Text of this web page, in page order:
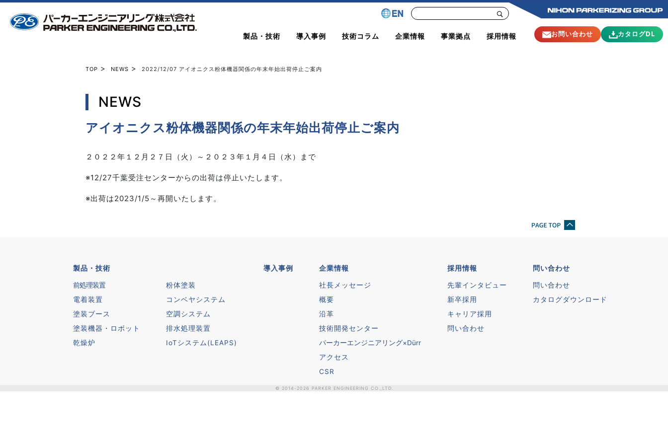
製品・技術 導入事例 技術コラム 企業情報 事業拠点 採用情報 お問い合わせ カタログDL
TOP > NEWS > 2022/12/07 アイオニクス粉体機器関係の年末年始出荷停止ご案内
NEWS
アイオニクス粉体機器関係の年末年始出荷停止ご案内
２０２２年１２月２７日（火）～２０２３年１月４日（水）まで
※12/27千葉受注センターからの出荷は停止いたします。
※出荷は2023/1/5～再開いたします。
製品・技術
前処理装置
電着装置
塗装ブース
塗装機器・ロボット
乾燥炉
粉体塗装
コンベヤシステム
空調システム
排水処理装置
IoTシステム(LEAPS)
導入事例 企業情報
社長メッセージ
概要
沿革
技術開発センター
パーカーエンジニアリング×Dürr
アクセス
CSR
採用情報
先輩インタビュー
新卒採用
キャリア採用
問い合わせ
問い合わせ
問い合わせ
カタログダウンロード
© 2014- 2026 PARKER ENGINEERING CO.,LTD.